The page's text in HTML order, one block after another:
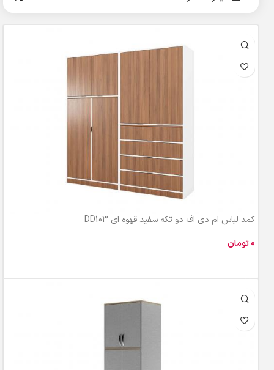
کمد لباس ام دی اف دو تکه سفید قهوه ای DD103
تومان